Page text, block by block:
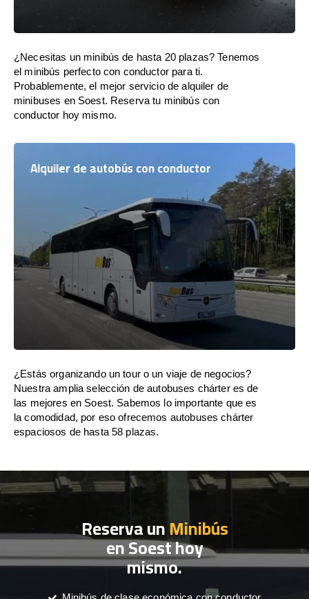
¿Necesitas un minibús de hasta 20 plazas? Tenemos
el minibús perfecto con conductor para ti.
Probablemente, el mejor servicio de alquiler de
minibuses en Soest. Reserva tu minibús con
conductor hoy mismo.
Alquiler de autobús con conductor
¿Estás organizando un tour o un viaje de negocios?
Nuestra amplia selección de autobuses chárter es de
las mejores en Soest. Sabemos lo importante que es
la comodidad, por eso ofrecemos autobuses chárter
espaciosos de hasta 58 plazas.
Reserva unMinibús
en Soest hoy
mismo.